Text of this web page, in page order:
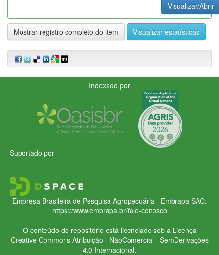
Visualizar/Abrir
Mostrar registro completo do item Visualizar estatísticas
Indexado por
Suportado por
Empresa Brasileira de Pesquisa Agropecuária - Embrapa SAC:
https://www.embrapa.br/fale-conosco
O conteúdo do repositório está licenciado sob a Licença
Creative CommonsAtribuição - NãoComercial - SemDerivações
4.0 Internacional.